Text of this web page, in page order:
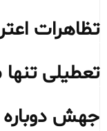
تظاهرات
تعطیلی
جهش